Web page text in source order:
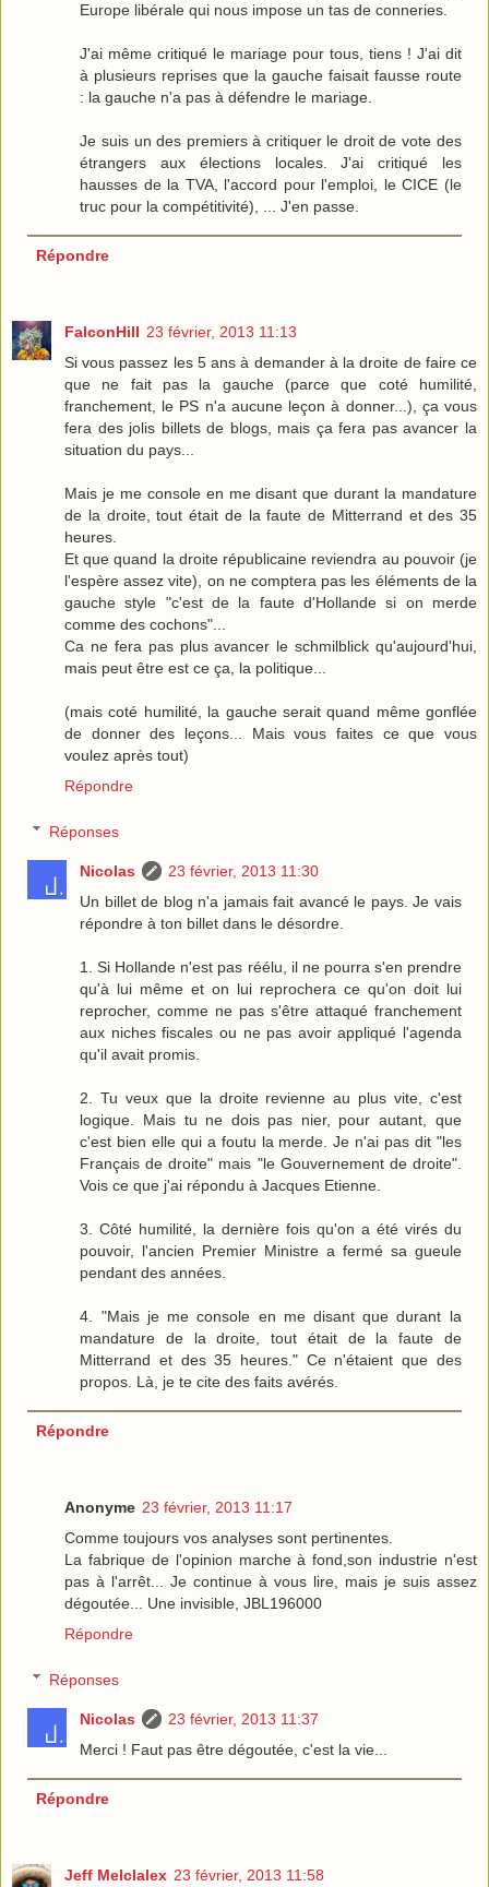
Europe libérale qui nous impose un tas de conneries.
J'ai même critiqué le mariage pour tous, tiens ! J'ai dit
à plusieurs reprises que la gauche faisait fausse route
: la gauche n'a pas à défendre le mariage.
Je suis un des premiers à critiquer le droit de vote des
étrangers aux élections locales. J'ai critiqué les
hausses de la TVA, l'accord pour l'emploi, le CICE (le
truc pour la compétitivité), ... J'en passe.
Répondre
FalconHill 23 février, 2013 11:13
Si vous passez les 5 ans à demander à la droite de faire ce
que ne fait pas la gauche (parce que coté humilité,
franchement, le PS n'a aucune leçon à donner...), ça vous
fera des jolis billets de blogs, mais ça fera pas avancer la
situation du pays...
Mais je me console en me disant que durant la mandature
de la droite, tout était de la faute de Mitterrand et des 35
heures.
Et que quand la droite républicaine reviendra au pouvoir (je
l'espère assez vite), on ne comptera pas les éléments de la
gauche style "c'est de la faute d'Hollande si on merde
comme des cochons"...
Ca ne fera pas plus avancer le schmilblick qu'aujourd'hui,
mais peut être est ce ça, la politique...
(mais coté humilité, la gauche serait quand même gonflée
de donner des leçons... Mais vous faites ce que vous
voulez après tout)
Répondre
Réponses
Nicolas
23 février, 2013 11:30
Un billet de blog n'a jamais fait avancé le pays. Je vais
répondre à ton billet dans le désordre.
1. Si Hollande n'est pas réélu, il ne pourra s'en prendre
qu'à lui même et on lui reprochera ce qu'on doit lui
reprocher, comme ne pas s'être attaqué franchement
aux niches fiscales ou ne pas avoir appliqué l'agenda
qu'il avait promis.
2. Tu veux que la droite revienne au plus vite, c'est
logique. Mais tu ne dois pas nier, pour autant, que
c'est bien elle qui a foutu la merde. Je n'ai pas dit "les
Français de droite" mais "le Gouvernement de droite".
Vois ce que j'ai répondu à Jacques Etienne.
3. Côté humilité, la dernière fois qu'on a été virés du
pouvoir, l'ancien Premier Ministre a fermé sa gueule
pendant des années.
4. "Mais je me console en me disant que durant la
mandature de la droite, tout était de la faute de
Mitterrand et des 35 heures." Ce n'étaient que des
propos. Là, je te cite des faits avérés.
Répondre
Anonyme 23 février, 2013 11:17
Comme toujours vos analyses sont pertinentes.
La fabrique de l'opinion marche à fond,son industrie n'est
pas à l'arrêt... Je continue à vous lire, mais je suis assez
dégoutée... Une invisible, JBL196000
Répondre
Réponses
Nicolas
23 février, 2013 11:37
Merci ! Faut pas être dégoutée, c'est la vie...
Répondre
Jeff Melclalex 23 février, 2013 11:58